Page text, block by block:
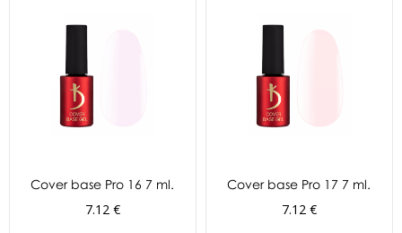
Cover base Pro 16 7 ml.
7.12 €
Cover base Pro 17 7 ml.
7.12 €